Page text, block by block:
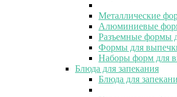
Металлические
Алюминиевые
Разъемные формы
Формы для
Наборы форм для
Блюда для запекания
Блюда для